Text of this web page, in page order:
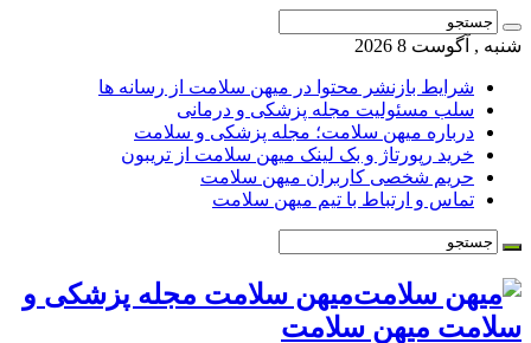
شنبه , آگوست 8 2026
شرایط بازنشر محتوا در میهن سلامت از رسانه ها
سلب مسئولیت مجله پزشکی و درمانی
درباره میهن سلامت؛ مجله پزشکی و سلامت
خرید رپورتاژ و بک لینک میهن سلامت از تریبون
حریم شخصی کاربران میهن سلامت
تماس و ارتباط با تیم میهن سلامت
میهن سلامت مجله پزشکی و
سلامت میهن سلامت